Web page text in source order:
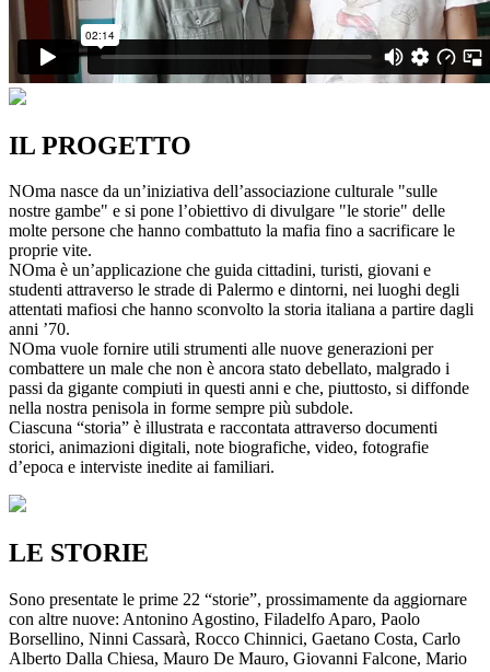
IL PROGETTO
NOma nasce da un’iniziativa dell’associazione culturale "sulle
nostre gambe" e si pone l’obiettivo di divulgare "le storie" delle
molte persone che hanno combattuto la mafia fino a sacrificare le
proprie vite.
NOma è un’applicazione che guida cittadini, turisti, giovani e
studenti attraverso le strade di Palermo e dintorni, nei luoghi degli
attentati mafiosi che hanno sconvolto la storia italiana a partire dagli
anni ’70.
NOma vuole fornire utili strumenti alle nuove generazioni per
combattere un male che non è ancora stato debellato, malgrado i
passi da gigante compiuti in questi anni e che, piuttosto, si diffonde
nella nostra penisola in forme sempre più subdole.
Ciascuna “storia” è illustrata e raccontata attraverso documenti
storici, animazioni digitali, note biografiche, video, fotografie
d’epoca e interviste inedite ai familiari.
LE STORIE
Sono presentate le prime 22 “storie”, prossimamente da aggiornare
con altre nuove: Antonino Agostino, Filadelfo Aparo, Paolo
Borsellino, Ninni Cassarà, Rocco Chinnici, Gaetano Costa, Carlo
Alberto Dalla Chiesa, Mauro De Mauro, Giovanni Falcone, Mario